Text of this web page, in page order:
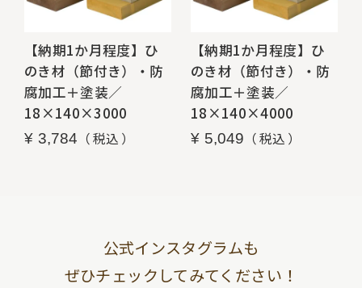
【納期1か月程度】ひ
のき材（節付き）・防
腐加工＋塗装／
18×140×3000
¥ 3,784 税込
【納期1か月程度】ひ
のき材（節付き）・防
腐加工＋塗装／
18×140×4000
¥ 5,049 税込
公式インスタグラムも
ぜひチェックしてみてください！